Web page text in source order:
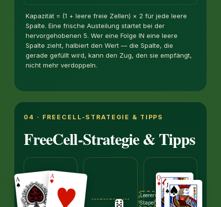
Kapazität = (1 + leere freie Zellen) × 2 für jede leere
Spalte. Eine frische Austeilung startet bei der
hervorgehobenen 5. Wer eine Folge IN eine leere
Spalte zieht, halbiert den Wert — die Spalte, die
gerade gefüllt wird, kann den Zug, den sie empfängt,
nicht mehr verdoppeln.
04 · FREECELL-STRATEGIE & TIPPS
FreeCell-Strategie & Tipps
Leerer
Stapel